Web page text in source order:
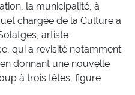
la municipalité, à
chargée de la Culture a
artiste
qui a revisité notamment
donnant une nouvelle
à trois têtes, figure